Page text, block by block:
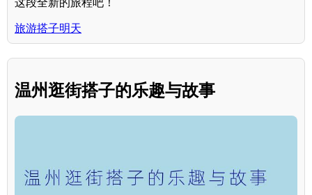
这段全新的旅程吧！
旅游搭子明天
温州逛街搭子的乐趣与故事